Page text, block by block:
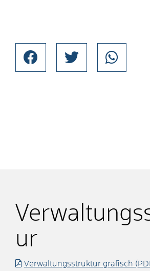
ur
Verwaltungsstruktur grafisch